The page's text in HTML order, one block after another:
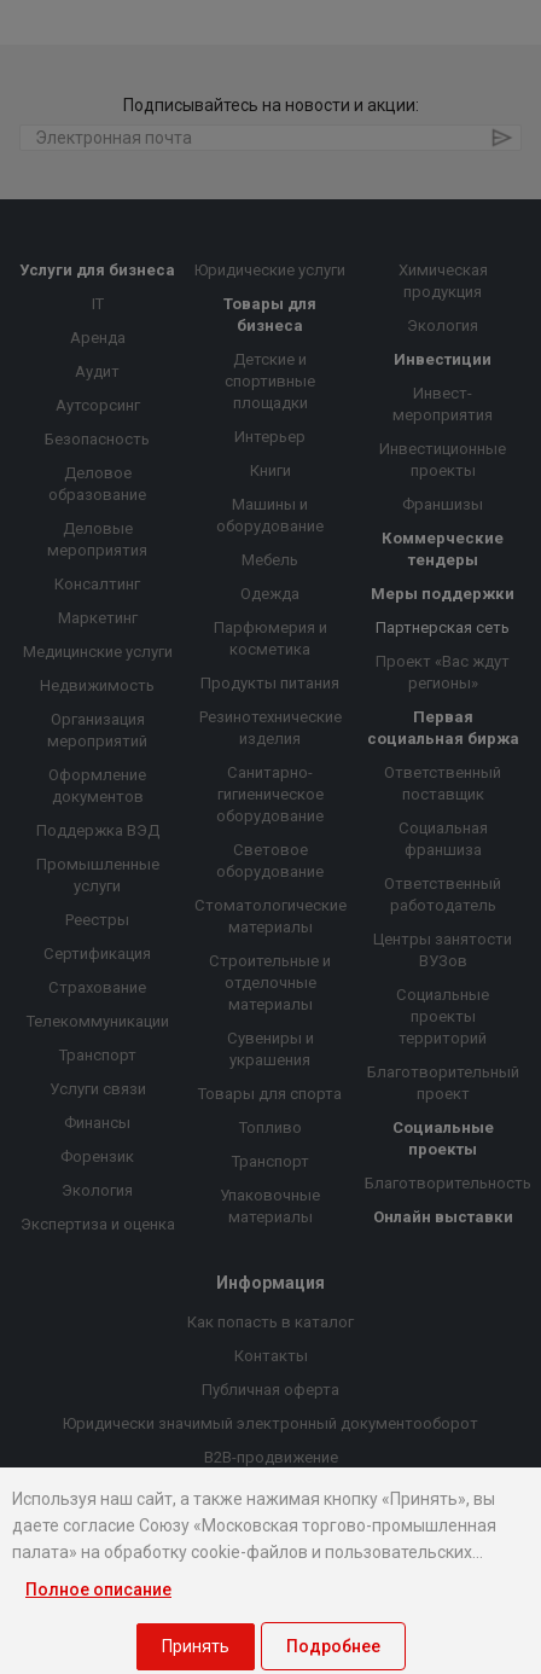
Подписывайтесь на новости и акции:
Услуги для бизнеса
IT
Аренда
Аудит
Аутсорсинг
Безопасность
Деловое
образование
Деловые
мероприятия
Консалтинг
Маркетинг
Медицинские услуги
Недвижимость
Организация
мероприятий
Оформление
документов
Поддержка ВЭД
Промышленные
услуги
Реестры
Сертификация
Страхование
Телекоммуникации
Транспорт
Услуги связи
Финансы
Форензик
Экология
Экспертиза и оценка
Юридические услуги
Товары для
бизнеса
Детские и
спортивные
площадки
Интерьер
Книги
Машины и
оборудование
Мебель
Одежда
Парфюмерия и
косметика
Продукты питания
Резинотехнические
изделия
Санитарно-
гигиеническое
оборудование
Световое
оборудование
Стоматологические
материалы
Строительные и
отделочные
материалы
Сувениры и
украшения
Товары для спорта
Топливо
Транспорт
Упаковочные
материалы
Химическая
продукция
Экология
Инвестиции
Инвест-
мероприятия
Инвестиционные
проекты
Франшизы
Коммерческие
тендеры
Меры поддержки
Партнерская сеть
Проект «Вас ждут
регионы»
Первая
социальная биржа
Ответственный
поставщик
Социальная
франшиза
Ответственный
работодатель
Центры занятости
ВУЗов
Социальные
проекты
территорий
Благотворительный
проект
Социальные
проекты
Благотворительность
Онлайн выставки
Информация
Как попасть в каталог
Контакты
Публичная оферта
Юридически значимый электронный документооборот
B2B-продвижение
Порекомендовать компанию
Онлайн выставки
Рейтинг компаний
© 2026 Все права защищены. Правовые документы
Используя наш сайт, а также нажимая кнопку «Принять», вы
даете согласие Союзу «Московская торгово-промышленная
палата» на обработку cookie-файлов и пользовательских
данных...
Полное описание
Принять Подробнее